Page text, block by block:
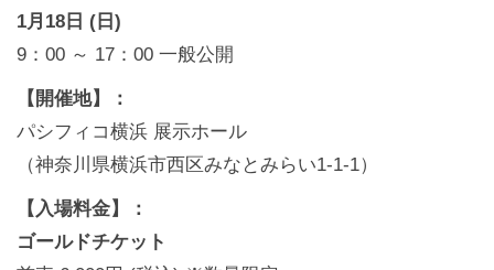
1月18日 (日)
9：00 ～ 17：00 一般公開
【開催地】：
パシフィコ横浜 展示ホール
（神奈川県横浜市西区みなとみらい1-1-1）
【入場料金】：
ゴールドチケット